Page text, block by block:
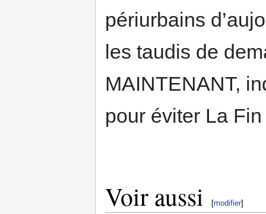
périurbains
les taudis de
MAINTENANT,
pour éviter La
Voir aussi [modifier]